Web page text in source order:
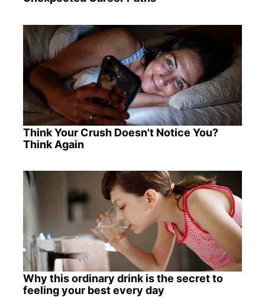
Think Your Crush Doesn't Notice You?
Think Again
Why this ordinary drink is the secret to
feeling your best every day